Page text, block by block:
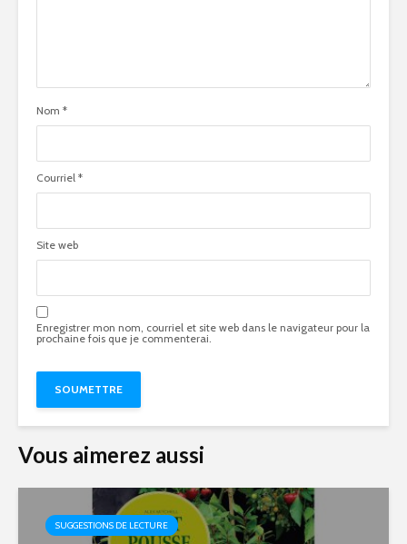
Nom *
Courriel *
Site web
Enregistrer mon nom, courriel et site web dans le navigateur pour la
prochaine fois que je commenterai.
Vous aimerez aussi
SUGGESTIONS DE LECTURE